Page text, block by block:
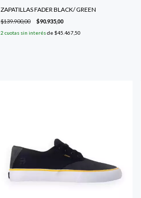
ZAPATILLAS FADER BLACK/ GREEN
$139.900,00 $90.935,00
2 cuotas sin interésde $45.467,50